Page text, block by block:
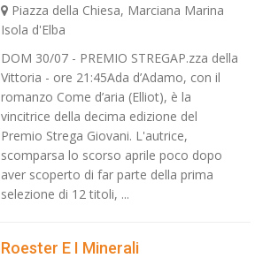
Piazza della Chiesa, Marciana Marina
Isola d'Elba
DOM 30/07 - PREMIO STREGAP.zza della
Vittoria - ore 21:45Ada d’Adamo, con il
romanzo Come d’aria (Elliot), è la
vincitrice della decima edizione del
Premio Strega Giovani. L'autrice,
scomparsa lo scorso aprile poco dopo
aver scoperto di far parte della prima
selezione di 12 titoli, ...
Roester E I Minerali